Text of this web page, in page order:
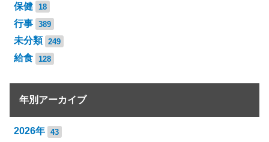
保健 18
行事 389
未分類 249
給食 128
年別アーカイブ
2026年 43